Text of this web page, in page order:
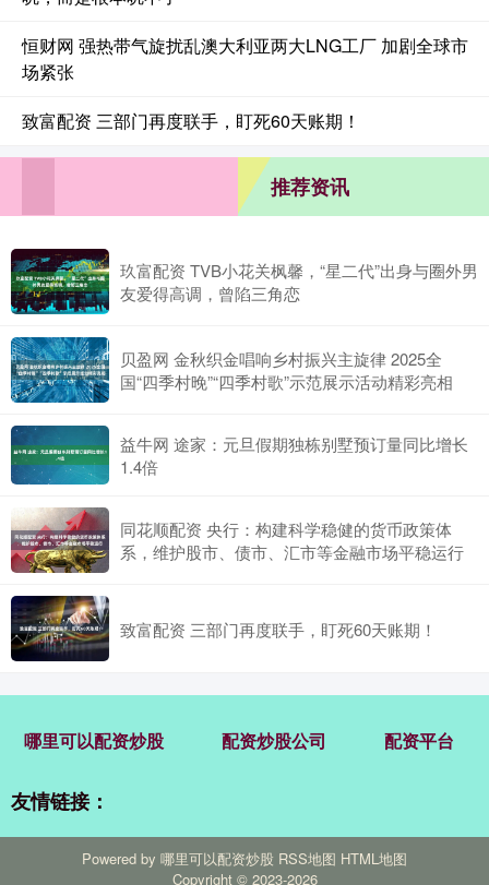
恒财网 强热带气旋扰乱澳大利亚两大LNG工厂 加剧全球市
场紧张
致富配资 三部门再度联手，盯死60天账期！
推荐资讯
玖富配资 TVB小花关枫馨，“星二代”出身与圈外男
友爱得高调，曾陷三角恋
贝盈网 金秋织金唱响乡村振兴主旋律 2025全
国“四季村晚”“四季村歌”示范展示活动精彩亮相
益牛网 途家：元旦假期独栋别墅预订量同比增长
1.4倍
同花顺配资 央行：构建科学稳健的货币政策体
系，维护股市、债市、汇市等金融市场平稳运行
致富配资 三部门再度联手，盯死60天账期！
哪里可以配资炒股 配资炒股公司 配资平台
友情链接：
Powered by 哪里可以配资炒股 RSS地图 HTML地图
Copyright © 2023-2026